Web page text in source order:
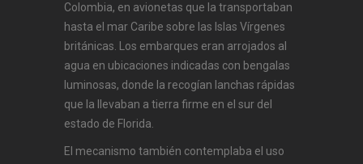
Colombia, en avionetas que la transportaban
hasta el mar Caribe sobre las Islas Vírgenes
británicas. Los embarques eran arrojados al
agua en ubicaciones indicadas con bengalas
luminosas, donde la recogían lanchas rápidas
que la llevaban a tierra firme en el sur del
estado de Florida.
El mecanismo también contemplaba el uso